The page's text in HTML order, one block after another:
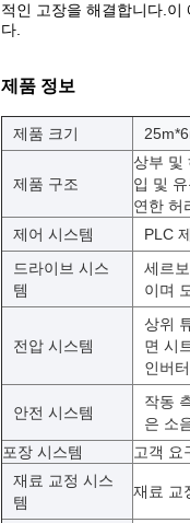
적인 고장을 해결합니다.이
다.
제품 정보
제품 크기
제품 구조
상부 및
입 및
연한 허
제어 시스템
PLC
드라이브 시스
템
세르
이며
전압 시스템
상위
면 시
인버
안전 시스템
작동
은 소
포장 시스템
고객 요
재료 교정 시스
템
재료 교